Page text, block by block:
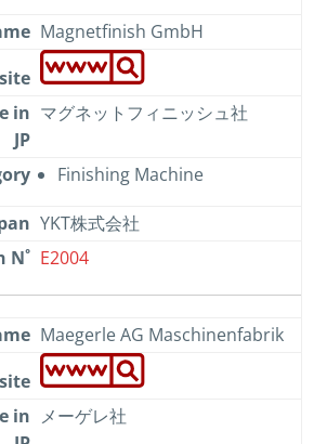
Magnetfinish GmbH
マグネットフィニッシュ社
Finishing Machine
YKT株式会社
E2004
Maegerle AG Maschinenfabrik
メーゲレ社